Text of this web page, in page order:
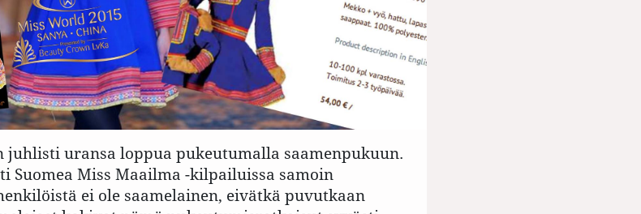
uransa loppua pukeutumalla saamenpukuun.
Suomea Miss Maailma -kilpailuissa samoin
ei ole saamelainen, eivätkä puvutkaan